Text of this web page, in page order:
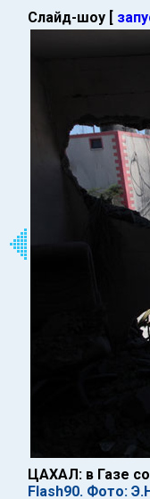
Слайд-шоу [
ЦАХАЛ: в Газе
Flash90. Фото: